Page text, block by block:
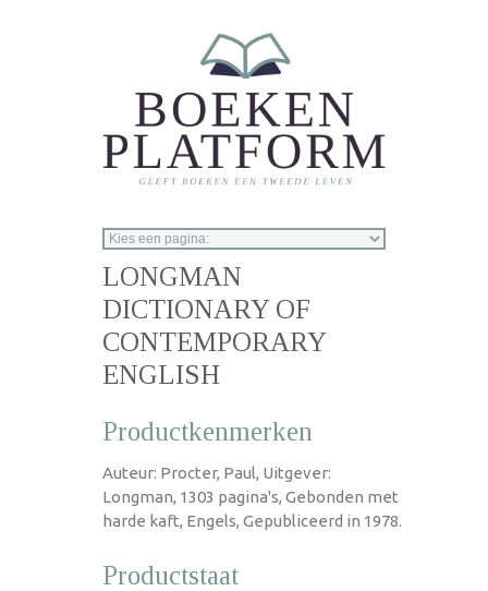
LONGMAN
DICTIONARY OF
CONTEMPORARY
ENGLISH
Productkenmerken
Auteur: Procter, Paul, Uitgever:
Longman, 1303 pagina's, Gebonden met
harde kaft, Engels, Gepubliceerd in 1978.
Productstaat